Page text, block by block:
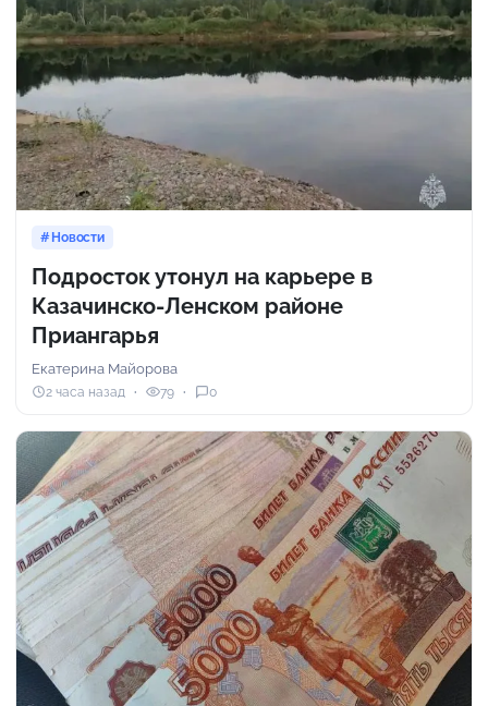
Новости
Подросток утонул на карьере в
Казачинско-Ленском районе
Приангарья
Екатерина Майорова
2 часа назад 79 0